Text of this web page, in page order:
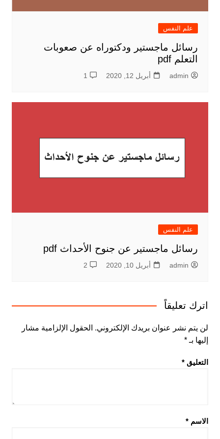
علم النفس
رسائل ماجستير ودكتوراه عن صعوبات
التعلم pdf
admin أبريل 12, 2020 1
علم النفس
رسائل ماجستير عن جنوح الأحداث pdf
admin أبريل 10, 2020 2
اترك تعليقاً
لن يتم نشر عنوان بريدك الإلكتروني. الحقول الإلزامية مشار
إليها بـ *
التعليق *
الاسم *